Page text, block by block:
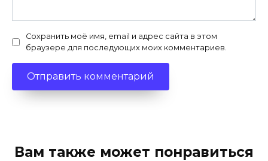
Сохранить моё имя, email и адрес сайта в этом
браузере для последующих моих комментариев.
Вам также может понравиться